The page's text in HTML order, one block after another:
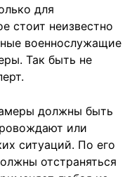
для
стоит неизвестно
военнослужащие
Так быть не
должны быть
или
ситуаций. По его
отстраняться